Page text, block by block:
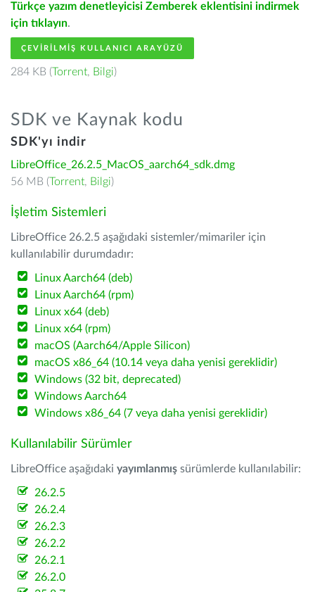
Türkçe yazım denetleyicisi Zemberek eklentisini indirmek
için tıklayın.
ÇEVIRILMIŞ KULLANICI ARAYÜZÜ
284 KB (Torrent, Bilgi)
SDK ve Kaynak kodu
SDK'yı indir
LibreOffice_26.2.5_MacOS_aarch64_sdk.dmg
56 MB (Torrent, Bilgi)
İşletim Sistemleri
LibreOffice 26.2.5 aşağıdaki sistemler/mimariler için
kullanılabilir durumdadır:
Linux Aarch64 (deb)
Linux Aarch64 (rpm)
Linux x64 (deb)
Linux x64 (rpm)
macOS (Aarch64/Apple Silicon)
macOS x86_64 (10.14 veya daha yenisi gereklidir)
Windows (32 bit, deprecated)
Windows Aarch64
Windows x86_64 (7 veya daha yenisi gereklidir)
Kullanılabilir Sürümler
LibreOffice aşağıdaki yayımlanmış sürümlerde kullanılabilir:
26.2.5
26.2.4
26.2.3
26.2.2
26.2.1
26.2.0